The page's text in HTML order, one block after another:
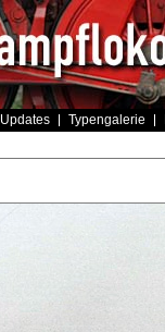
Updates Typengalerie